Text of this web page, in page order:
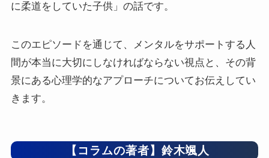
に柔道をしていた子供」の話です。
このエピソードを通じて、メンタルをサポートする人
間が本当に大切にしなければならない視点と、その背
景にある心理学的なアプローチについてお伝えしてい
きます。
【コラムの著者】鈴木颯人